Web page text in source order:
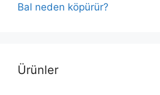
Bal neden köpürür?
Ürünler